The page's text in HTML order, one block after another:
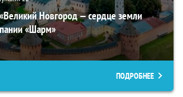
Новгород — сердце земли
«Шарм»
ПОДРОБНЕЕ